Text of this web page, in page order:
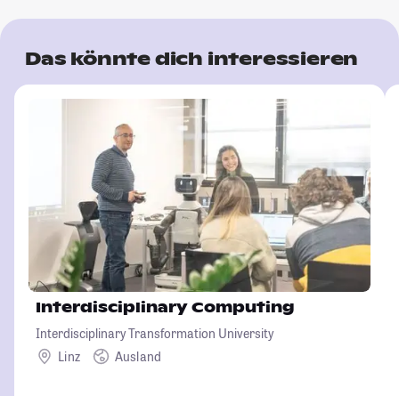
Das könnte dich interessieren
Interdisciplinary Computing
Interdisciplinary Transformation University
Linz
Ausland